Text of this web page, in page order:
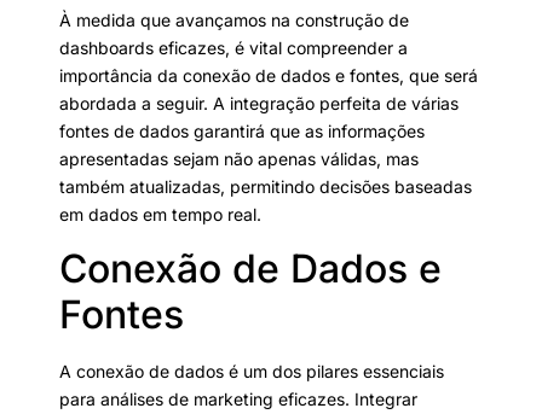
À medida que avançamos na construção de
dashboards eficazes, é vital compreender a
importância da conexão de dados e fontes, que será
abordada a seguir. A integração perfeita de várias
fontes de dados garantirá que as informações
apresentadas sejam não apenas válidas, mas
também atualizadas, permitindo decisões baseadas
em dados em tempo real.
Conexão de Dados e
Fontes
A conexão de dados é um dos pilares essenciais
para análises de marketing eficazes. Integrar